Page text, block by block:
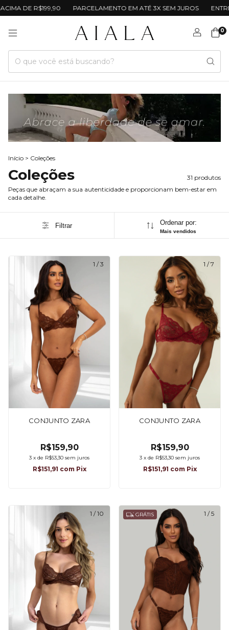
R$199,90 PARCELAMENTO EM ATÉ 3X SEM JUROS ENTREGAS
0
Início > Coleções
Coleções
31 produtos
Peças que abraçam a sua autenticidade e proporcionam bem-estar em
cada detalhe.
Filtrar Ordenar por:
Mais vendidos
1 /3
CONJUNTO ZARA
R$159,90
3 x de R$53,30 sem juros
R$151,91 com Pix
1 /7
CONJUNTO ZARA
R$159,90
3 x de R$53,30 sem juros
R$151,91 com Pix
1 /10 1 /5
GRÁTIS